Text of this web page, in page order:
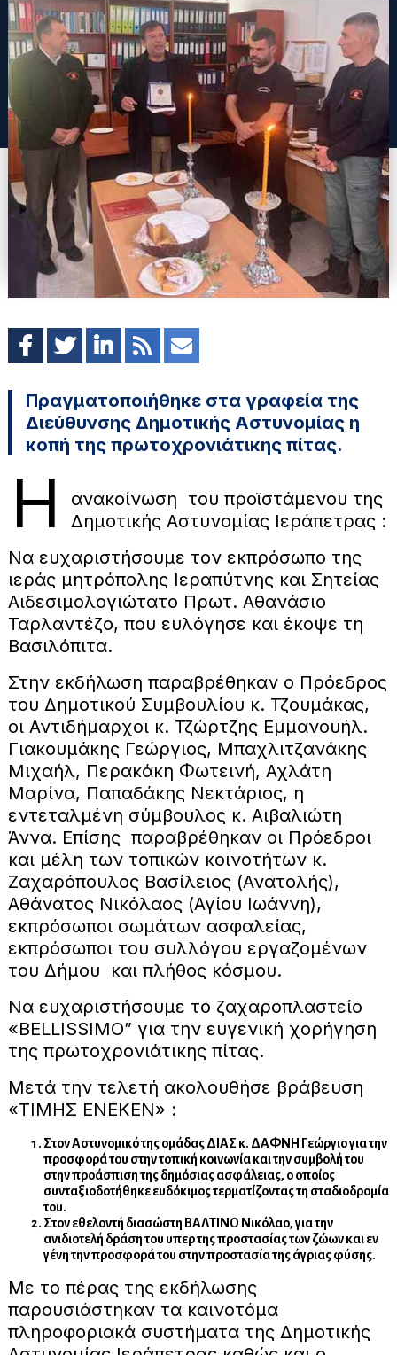
Πραγματοποιήθηκε στα γραφεία της
Διεύθυνσης Δημοτικής Αστυνομίας η
κοπή της πρωτοχρονιάτικης πίτας.
Η
ανακοίνωση του προϊστάμενου της
Δημοτικής Αστυνομίας Ιεράπετρας :
Να ευχαριστήσουμε τον εκπρόσωπο της
ιεράς μητρόπολης Ιεραπύτνης και Σητείας
Αιδεσιμολογιώτατο Πρωτ. Αθανάσιο
Ταρλαντέζο, που ευλόγησε και έκοψε τη
Βασιλόπιτα.
Στην εκδήλωση παραβρέθηκαν ο Πρόεδρος
του Δημοτικού Συμβουλίου κ. Τζουμάκας,
οι Αντιδήμαρχοι κ. Τζώρτζης Εμμανουήλ.
Γιακουμάκης Γεώργιος, Μπαχλιτζανάκης
Μιχαήλ, Περακάκη Φωτεινή, Αχλάτη
Μαρίνα, Παπαδάκης Νεκτάριος, η
εντεταλμένη σύμβουλος κ. Αιβαλιώτη
Άννα. Επίσης παραβρέθηκαν οι Πρόεδροι
και μέλη των τοπικών κοινοτήτων κ.
Ζαχαρόπουλος Βασίλειος (Ανατολής),
Αθάνατος Νικόλαος (Αγίου Ιωάννη),
εκπρόσωποι σωμάτων ασφαλείας,
εκπρόσωποι του συλλόγου εργαζομένων
του Δήμου και πλήθος κόσμου.
Να ευχαριστήσουμε το ζαχαροπλαστείο
«BELLISSIMO” για την ευγενική χορήγηση
της πρωτοχρονιάτικης πίτας.
Μετά την τελετή ακολουθήσε βράβευση
«ΤΙΜΗΣ ΕΝΕΚΕΝ» :
Στον Αστυνομικό της ομάδας ΔΙΑΣ κ. ΔΑΦΝΗ Γεώργιο για την
προσφορά του στην τοπική κοινωνία και την συμβολή του
στην προάσπιση της δημόσιας ασφάλειας, ο οποίος
συνταξιοδοτήθηκε ευδόκιμος τερματίζοντας τη σταδιοδρομία
του.
Στον εθελοντή διασώστη ΒΑΛΤΙΝΟ Νικόλαο, για την
ανιδιοτελή δράση του υπερ της προστασίας των ζώων και εν
γένη την προσφορά του στην προστασία της άγριας φύσης.
Με το πέρας της εκδήλωσης
παρουσιάστηκαν τα καινοτόμα
πληροφοριακά συστήματα της Δημοτικής